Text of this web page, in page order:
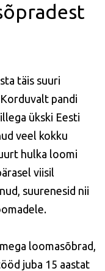
täis suuri
pandi
ükski Eesti
veel kokku
hulka loomi
viisil
suurenesid nii
loomasõbrad,
juba 15 aastat